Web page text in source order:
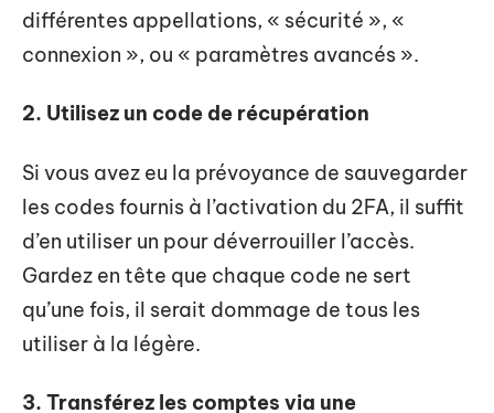
différentes appellations, « sécurité », «
connexion », ou « paramètres avancés ».
2. Utilisez un code de récupération
Si vous avez eu la prévoyance de sauvegarder
les codes fournis à l’activation du 2FA, il suffit
d’en utiliser un pour déverrouiller l’accès.
Gardez en tête que chaque code ne sert
qu’une fois, il serait dommage de tous les
utiliser à la légère.
3. Transférez les comptes via une